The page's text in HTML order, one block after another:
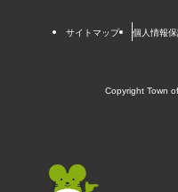
サイトマップ 個人情報
Copyright Town